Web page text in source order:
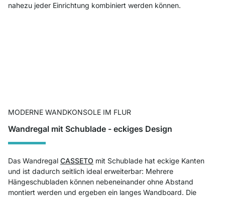
nahezu jeder Einrichtung kombiniert werden können.
MODERNE WANDKONSOLE IM FLUR
Wandregal mit Schublade - eckiges Design
Das Wandregal CASSETO mit Schublade hat eckige Kanten
und ist dadurch seitlich ideal erweiterbar: Mehrere
Hängeschubladen können nebeneinander ohne Abstand
montiert werden und ergeben ein langes Wandboard. Die